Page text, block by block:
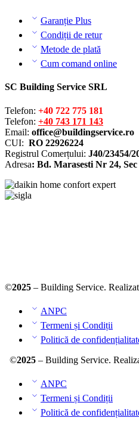
Garanție Plus
Condiții de retur
Metode de plată
Cum comand online
SC Building Service SRL
Telefon: +40 722 775 181
Telefon: +40 743 171 143
Email: office@buildingservice.ro
CUI: RO 22926224
Registrul Comerțului: J40/23454/
Adresa: Bd. Marasesti Nr 24,
©2025 – Building Service.
ANPC
Termeni și Condiții
Politică de
©2025– Building Service.
ANPC
Termeni și Condiții
Politică de